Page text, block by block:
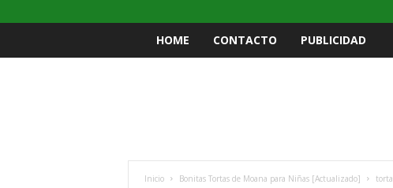
HOME CONTACTO PUBLICIDAD
Inicio Bonitas Tortas de Moana para Niñas [Actualizado]